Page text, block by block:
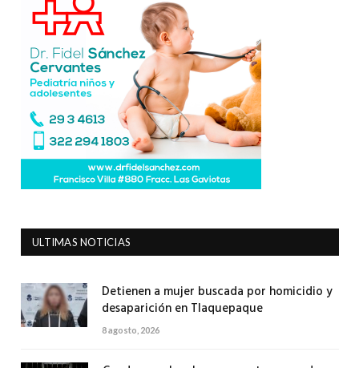
ULTIMAS NOTICIAS
Detienen a mujer buscada por homicidio y
desaparición en Tlaquepaque
8 agosto, 2026